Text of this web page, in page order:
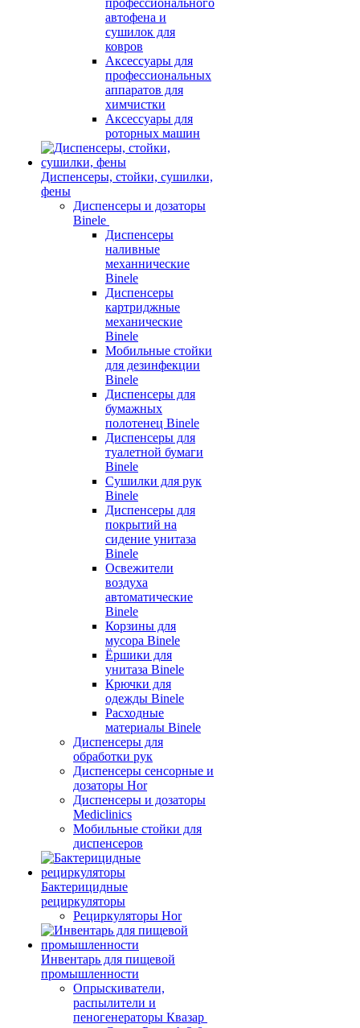
профессионального
автофена и
сушилок для
ковров
Аксессуары для
профессиональных
аппаратов для
химчистки
Аксессуары для
роторных машин
Диспенсеры, стойки, сушилки,
фены
Диспенсеры и дозаторы
Binele
Диспенсеры
наливные
механнические
Binele
Диспенсеры
картриджные
механические
Binele
Мобильные стойки
для дезинфекции
Binele
Диспенсеры для
бумажных
полотенец Binele
Диспенсеры для
туалетной бумаги
Binele
Сушилки для рук
Binele
Диспенсеры для
покрытий на
сидение унитаза
Binele
Освежители
воздуха
автоматические
Binele
Корзины для
мусора Binele
Ёршики для
унитаза Binele
Крючки для
одежды Binele
Расходные
материалы Binele
Диспенсеры для
обработки рук
Диспенсеры сенсорные и
дозаторы Hor
Диспенсеры и дозаторы
Mediclinics
Мобильные стойки для
диспенсеров
Бактерицидные
рециркуляторы
Рециркуляторы Hor
Инвентарь для пищевой
промышленности
Опрыскиватели,
распылители и
пеногенераторы Квазар